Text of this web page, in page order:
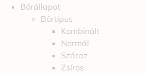
Bőrállapot
Bőrtípus
Kombinált
Normál
Száraz
Zsíros